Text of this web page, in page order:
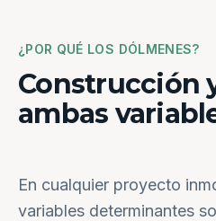
¿POR QUÉ LOS DÓLMENES?
Construcción
ambas
En cualquier proyecto
variables determinantes